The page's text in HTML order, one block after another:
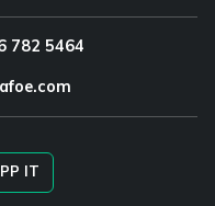
782 5464
IT